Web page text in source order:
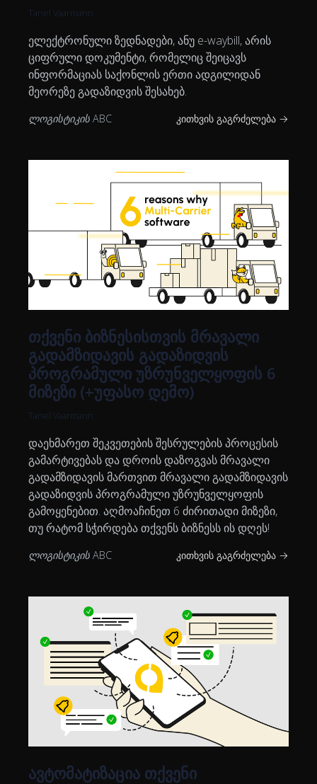
Tanel Vaarmann
ელექტრონული ზედნადები, ანუ e-waybill, არის
ციფრული დოკუმენტი, რომელიც შეიცავს
ინფორმაციას საქონლის ერთი ადგილიდან
მეორეზე გადაზიდვის შესახებ.
ლოგისტიკის ABC კითხვის გაგრძელება →
თქვენი ბიზნესისთვის მრავალი
გადამზიდავის გადაზიდვის
პროგრამული უზრუნველყოფის 6
მიზეზი (+უფასო დემო)
Tanel Vaarmann
დაეხმარეთ შეკვეთების შესრულების პროცესის
გამარტივებას და დროის დაზოგვას მრავალი
გადამზიდავის მართვით მრავალი გადამზიდავის
გადაზიდვის პროგრამული უზრუნველყოფის
გამოყენებით. აღმოაჩინეთ 6 ძირითადი მიზეზი,
თუ რატომ სჭირდება თქვენს ბიზნესს ის დღეს!
ლოგისტიკის ABC კითხვის გაგრძელება →
ავტომატიზაცია თქვენი